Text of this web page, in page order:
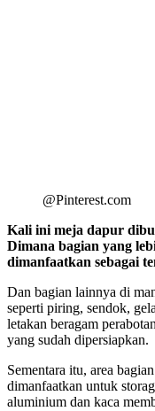
@Pinterest.com
Kali ini meja dapur
Dimana bagian yang
dimanfaatkan sebagai
Dan bagian lainnya di
seperti piring, sendok,
letakan beragam
yang sudah dipersiapkan.
Sementara itu, area
dimanfaatkan untuk
aluminium dan kaca